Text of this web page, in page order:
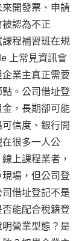
開發票、申請
認為不正
程補習班在規
上常見資訊會
業主真正需要
。公司借址登
，長期卻可能
信度、銀行開
很多一人公
上課程業者，
場，但公司登
借址登記不是
能配合稅籍登
營業型態？是